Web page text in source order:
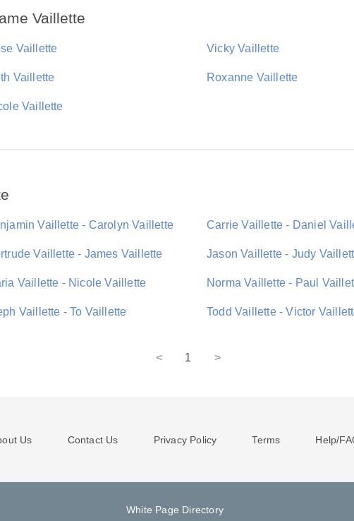
Vaillette
Vaillette Vicky Vaillette
Vaillette Roxanne Vaillette
Vaillette
Vaillette - Carolyn Vaillette Carrie Vaillette - Daniel
Vaillette - James Vaillette Jason Vaillette - Judy
Vaillette - Nicole Vaillette Norma Vaillette - Paul
Vaillette - To Vaillette Todd Vaillette - Victor
< 1 >
Us Contact Us Privacy Policy Terms Help/
White Page Directory